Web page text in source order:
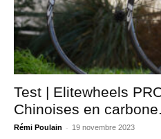
Test | Elitewheels
Chinoises en
Rémi Poulain - 19 novembre 2023